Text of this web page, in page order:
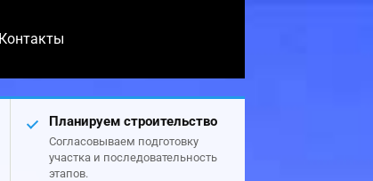
Контакты
Планируем строительство
Согласовываем подготовку
участка и последовательность
этапов.